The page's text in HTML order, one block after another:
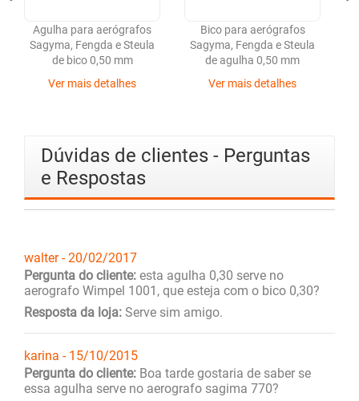
Agulha para aerógrafos
Sagyma, Fengda e Steula
de bico 0,50 mm
Ver mais detalhes
Bico para aerógrafos
Sagyma, Fengda e Steula
de agulha 0,50 mm
Ver mais detalhes
Dúvidas de clientes - Perguntas
e Respostas
walter - 20/02/2017
Pergunta do cliente: esta agulha 0,30 serve no
aerografo Wimpel 1001, que esteja com o bico 0,30?
Resposta da loja: Serve sim amigo.
karina - 15/10/2015
Pergunta do cliente: Boa tarde gostaria de saber se
essa agulha serve no aerografo sagima 770?